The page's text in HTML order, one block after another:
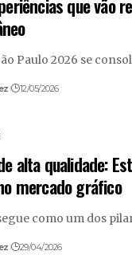
que vão
Paulo 2026 se
12/05/2026
alta qualidade:
mercado gráfico
como um dos
29/04/2026